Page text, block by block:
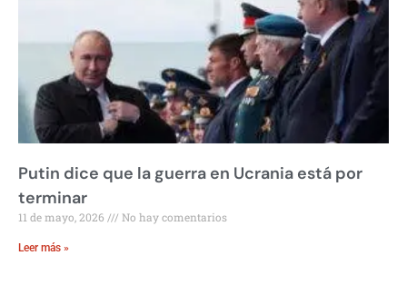
Putin dice que la guerra en Ucrania está por
terminar
11 de mayo, 2026 No hay comentarios
Leer más »